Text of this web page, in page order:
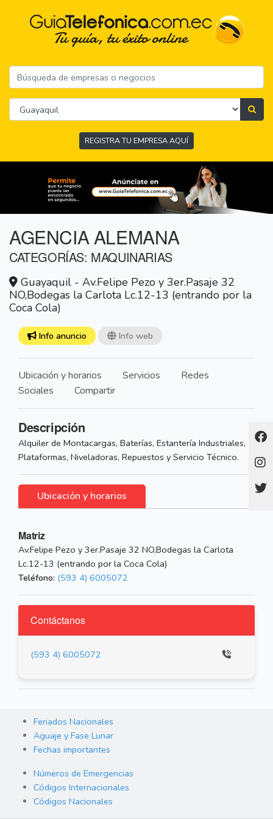
REGISTRA TU EMPRESA AQUÍ
AGENCIA ALEMANA
CATEGORÍAS: MAQUINARIAS
Guayaquil - Av.Felipe Pezo y 3er.Pasaje 32
NO,Bodegas la Carlota Lc.12-13 (entrando por la
Coca Cola)
Info anuncio Info web
Ubicación y horarios Servicios
Redes
Sociales
Compartir
Descripción
Alquiler de Montacargas, Baterías, Estantería Industriales,
Plataformas, Niveladoras, Repuestos y Servicio Técnico.
Ubicación y horarios
Matriz
Av.Felipe Pezo y 3er.Pasaje 32 NO,Bodegas la Carlota
Lc.12-13 (entrando por la Coca Cola)
Teléfono: (593 4) 6005072
Contáctanos
(593 4) 6005072
Feriados Nacionales
Aguaje y Fase Lunar
Fechas importantes
Números de Emergencias
Códigos Internacionales
Códigos Nacionales